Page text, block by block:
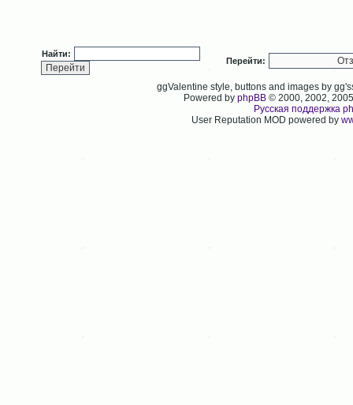
Найти:
Перейти:
ggValentine style, buttons and images by
Powered byphpBB © 2000, 2002,
Русская поддержка
User Reputation MOD powered by